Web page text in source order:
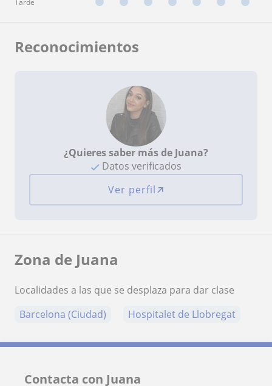
Tarde
Reconocimientos
¿Quieres saber más de Juana?
Datos verificados
Ver perfil
Zona de Juana
Localidades a las que se desplaza para dar clase
Barcelona (Ciudad)
Hospitalet de Llobregat
Contacta con Juana